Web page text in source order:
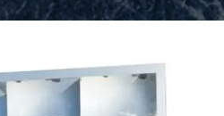
Стекла
|E-Tay
качества и обеспечивающий